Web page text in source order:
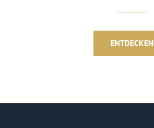
ENTDECKEN